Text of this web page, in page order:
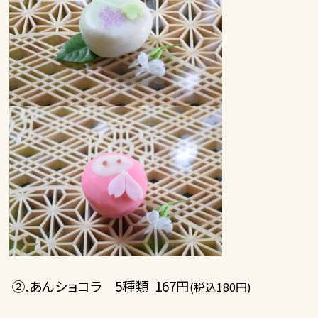
②.あんショコラ 5種類 167円(税込180円)